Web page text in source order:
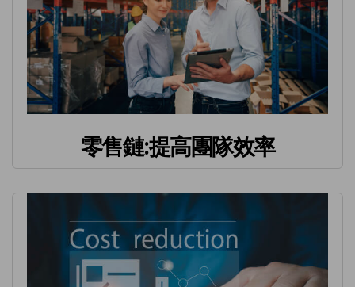
零售鏈:提高團隊效率